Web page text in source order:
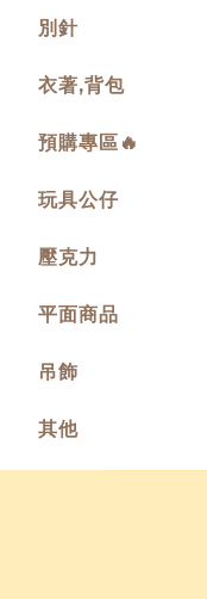
別針
衣著,背包
預購專區🔥
玩具公仔
壓克力
平面商品
吊飾
其他